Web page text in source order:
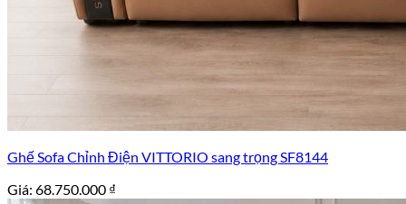
Ghế Sofa Chỉnh Điện VITTORIO sang trọng SF8144
Giá: 68.750.000 ₫